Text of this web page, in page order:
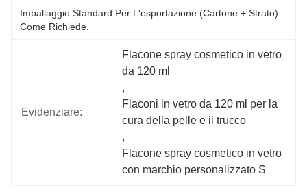
Imballaggio Standard Per L'esportazione (cartone + Strato).
Come Richiede.
Evidenziare:
Flacone spray cosmetico in vetro
da 120 ml
,
Flaconi in vetro da 120 ml per la
cura della pelle e il trucco
,
Flacone spray cosmetico in vetro
con marchio personalizzato S